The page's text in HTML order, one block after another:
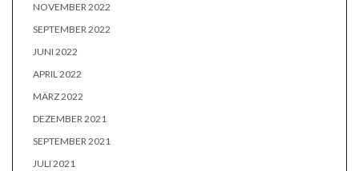
NOVEMBER 2022
SEPTEMBER 2022
JUNI 2022
APRIL 2022
MÄRZ 2022
DEZEMBER 2021
SEPTEMBER 2021
JULI 2021